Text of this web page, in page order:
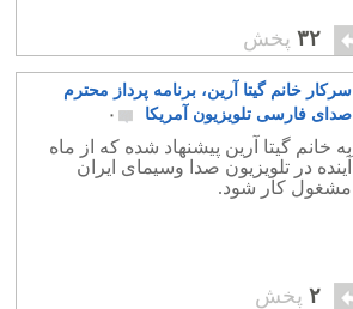
۳۲ پخش
سرکار خانم گیتا آرین، برنامه پرداز محترم
صدای فارسی تلویزیون آمریکا
۰
به خانم گیتا آرین پیشنهاد شده که از ماه
آینده در تلویزیون صدا وسیمای ایران
مشغول کار شود.
۲ پخش